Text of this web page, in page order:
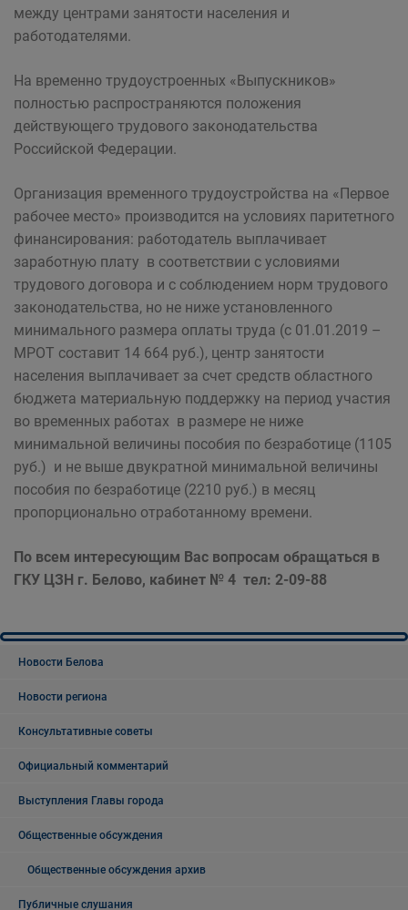
между центрами занятости населения и
работодателями.
На временно трудоустроенных «Выпускников»
полностью распространяются положения
действующего трудового законодательства
Российской Федерации.
Организация временного трудоустройства на «Первое
рабочее место» производится на условиях паритетного
финансирования: работодатель выплачивает
заработную плату в соответствии с условиями
трудового договора и с соблюдением норм трудового
законодательства, но не ниже установленного
минимального размера оплаты труда (с 01.01.2019 –
МРОТ составит 14 664 руб.), центр занятости
населения выплачивает за счет средств областного
бюджета материальную поддержку на период участия
во временных работах в размере не ниже
минимальной величины пособия по безработице (1105
руб.) и не выше двукратной минимальной величины
пособия по безработице (2210 руб.) в месяц
пропорционально отработанному времени.
По всем интересующим Вас вопросам обращаться в
ГКУ ЦЗН г. Белово, кабинет № 4 тел: 2-09-88
Новости Белова
Новости региона
Консультативные советы
Официальный комментарий
Выступления Главы города
Общественные обсуждения
Общественные обсуждения архив
Публичные слушания